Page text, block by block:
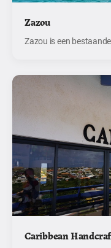
Zazou
Zazou is een
Caribbean